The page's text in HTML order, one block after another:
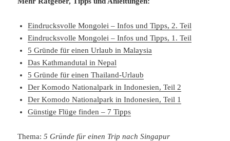
Eindrucksvolle Mongolei – Infos und Tipps, 2. Teil
Eindrucksvolle Mongolei – Infos und Tipps, 1. Teil
5 Gründe für einen Urlaub in Malaysia
Das Kathmandutal in Nepal
5 Gründe für einen Thailand-Urlaub
Der Komodo Nationalpark in Indonesien, Teil 2
Der Komodo Nationalpark in Indonesien, Teil 1
Günstige Flüge finden – 7 Tipps
Thema:5 Gründe für einen Trip nach Singapur